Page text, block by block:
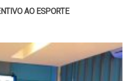
AO ESPORTE